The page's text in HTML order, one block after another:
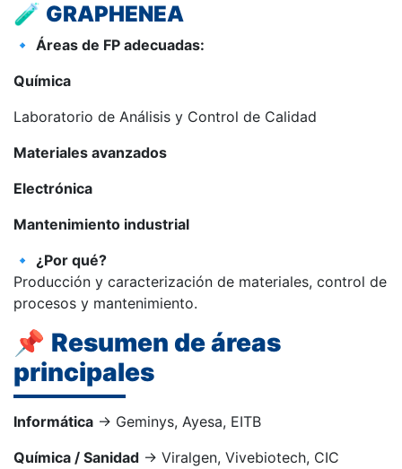
🧪 GRAPHENEA
🔹 Áreas de FP adecuadas:
Química
Laboratorio de Análisis y Control de Calidad
Materiales avanzados
Electrónica
Mantenimiento industrial
🔹 ¿Por qué?
Producción y caracterización de materiales, control de
procesos y mantenimiento.
📌 Resumen de áreas
principales
Informática → Geminys, Ayesa, EITB
Química / Sanidad → Viralgen, Vivebiotech, CIC